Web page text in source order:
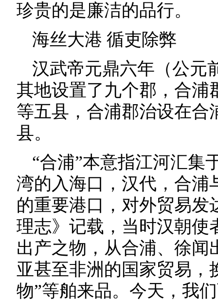
珍贵的是廉洁的品行。
海丝大港 循吏除弊
汉武帝元鼎六年（公元
其地设置了九个郡，合浦
等五县，合浦郡治设在合
县。
“合浦”本意指江河汇集
湾的入海口，汉代，合浦
的重要港口，对外贸易发
理志》记载，当时汉朝使
出产之物，从合浦、徐
亚甚至非洲的国家贸易，
物”等舶来品。今天，我